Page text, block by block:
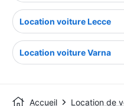
Location voiture Lecce
Location voiture Varna
Accueil Location de